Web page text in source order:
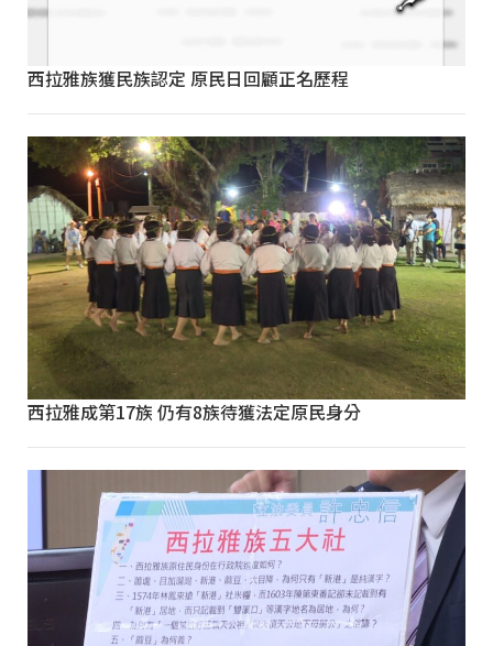
西拉雅族獲民族認定 原民日回顧正名歷程
西拉雅成第17族 仍有8族待獲法定原民身分